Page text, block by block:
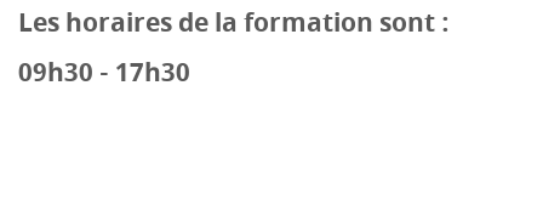
Les horaires de la formation sont :
09h30 - 17h30